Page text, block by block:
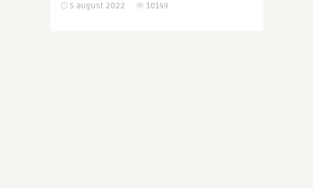
5 august 2022 10149